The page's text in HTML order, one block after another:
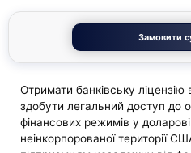
Замовити
Отримати банківську
здобути легальний доступ до
фінансових режимів у
неінкорпорованої території